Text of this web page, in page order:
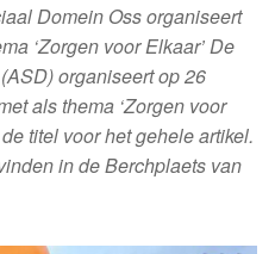
Domein Oss organiseert
‘Zorgen voor Elkaar’ De
organiseert op 26
als thema ‘Zorgen voor
titel voor het gehele artikel.
in de Berchplaets van